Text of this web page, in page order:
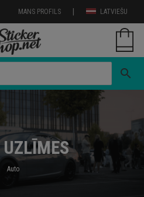
LATVIEŠU
|
MANS PROFILS
search
Auto